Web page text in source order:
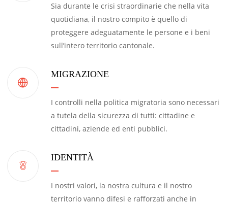
Sia durante le crisi straordinarie che nella vita
quotidiana, il nostro compito è quello di
proteggere adeguatamente le persone e i beni
sull’intero territorio cantonale.
MIGRAZIONE
I controlli nella politica migratoria sono necessari
a tutela della sicurezza di tutti: cittadine e
cittadini, aziende ed enti pubblici.
IDENTITÀ
I nostri valori, la nostra cultura e il nostro
territorio vanno difesi e rafforzati anche in